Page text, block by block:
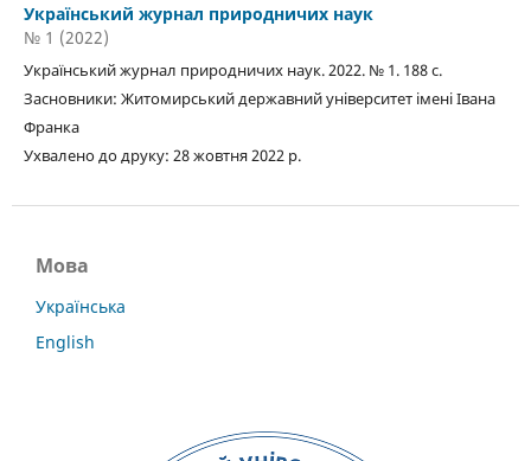
Український журнал природничих наук
№ 1 (2022)
Український журнал природничих наук. 2022. № 1. 188 с.
Засновники: Житомирський державний університет імені Івана
Франка
Ухвалено до друку: 28 жовтня 2022 р.
Мова
Українська
English